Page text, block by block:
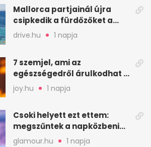
Mallorca partjainál újra
csipkedik a fürdőzőket a
halak a sekély vízben
drive.hu 1 napja
7 szemjel, ami az
egészségedről árulkodhat –
erre figyelj oda
joy.hu 1 napja
Csoki helyett ezt ettem:
megszűntek a napközbeni
nassolási rohamok
glamour.hu 1 napja